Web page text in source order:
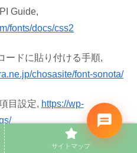
Guide,
fonts/docs/css2
ードに貼り付ける手順,
chosasite/font-sonota/
目設定, https://wp-
反映させる方法,
サイトマップ